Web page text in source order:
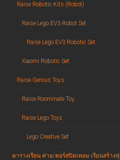
Raise Robotic Kits (Robot)
Raise Lego EV3 Robot Set
Raise Lego EV3 Robotic Set
Xiaomi Robotic Set
Raise Genius Toys
Raise Roominate Toy
Raise Lego Toys
Lego Creative Set
ตารางเรียน ค่าย/คอร์สปิดเทอม เรียนสร้าง